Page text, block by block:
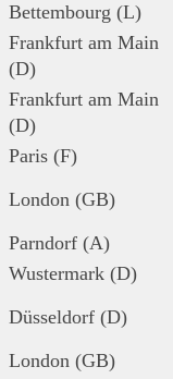
Bettembourg (L)
Frankfurt am Main
(D)
Frankfurt am Main
(D)
Paris (F)
London (GB)
Parndorf (A)
Wustermark (D)
Düsseldorf (D)
London (GB)